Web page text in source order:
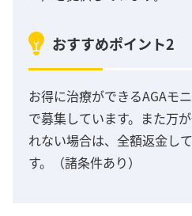
おすすめポイント2
お得に治療ができるAGAモ
で募集しています。また万
れない場合は、全額返金し
す。（諸条件あり）